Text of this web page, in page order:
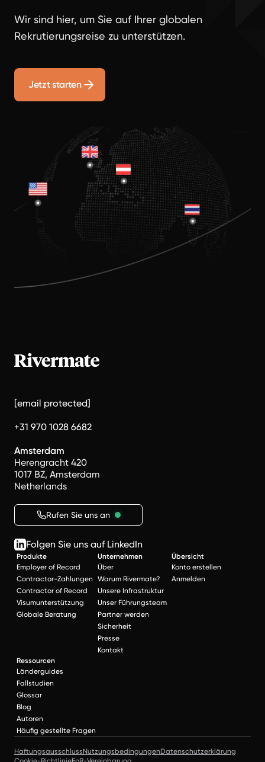
Wir sind hier, um Sie auf Ihrer globalen
Rekrutierungsreise zu unterstützen.
Jetzt starten
[email protected]
+31 970 1028 6682
Amsterdam
Herengracht 420
1017 BZ, Amsterdam
Netherlands
Rufen Sie uns an
Folgen Sie uns auf LinkedIn
Produkte
Employer of Record
Contractor-Zahlungen
Contractor of Record
Visumunterstützung
Globale Beratung
Unternehmen
Über
Warum Rivermate?
Unsere Infrastruktur
Unser Führungsteam
Partner werden
Sicherheit
Presse
Kontakt
Übersicht
Konto erstellen
Anmelden
Ressourcen
Länderguides
Fallstudien
Glossar
Blog
Autoren
Häufig gestellte Fragen
HaftungsausschlussNutzungsbedingungenDatenschutzerklärung